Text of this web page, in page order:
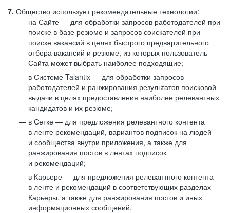
7. Общество использует рекомендательные технологии:
на Сайте — для обработки запросов работодателей при
поиске в базе резюме и запросов соискателей при
поиске вакансий в целях быстрого предварительного
отбора вакансий и резюме, из которых пользователь
Сайта может выбрать наиболее подходящие;
в Системе Talantix — для обработки запросов
работодателей и ранжирования результатов поисковой
выдачи в целях предоставления наиболее релевантных
кандидатов и их резюме;
в Сетке — для предложения релевантного контента
в ленте рекомендаций, вариантов подписок на людей
и сообщества внутри приложения, а также для
ранжирования постов в лентах подписок
и рекомендаций;
в Карьере — для предложения релевантного контента
в ленте и рекомендаций в соответствующих разделах
Карьеры, а также для ранжирования постов и иных
информационных сообщений.